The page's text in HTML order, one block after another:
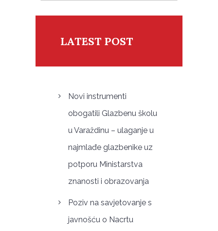
LATEST POST
Novi instrumenti
obogatili Glazbenu školu
u Varaždinu – ulaganje u
najmlađe glazbenike uz
potporu Ministarstva
znanosti i obrazovanja
Poziv na savjetovanje s
javnošću o Nacrtu